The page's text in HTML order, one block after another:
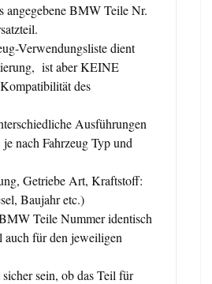
angegebene BMW Teile Nr.
Verwendungsliste dient
ist aber KEINE
des
Ausführungen
nach Fahrzeug Typ und
Getriebe Art, Kraftstoff:
Baujahr etc.)
Teile Nummer identisch
auch für den jeweiligen
sein, ob das Teil für